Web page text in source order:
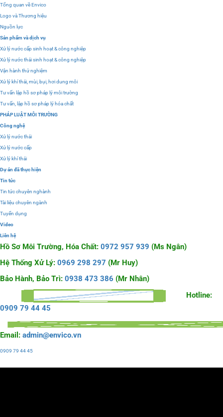
Tổng quan về Envico
Logo và Thương hiệu
Nguồn lực
Sản phẩm và dịch vụ
Xử lý nước cấp sinh hoạt & công nghiệp
Xử lý nước thải sinh hoạt & công nghiệp
Vận hành thử nghiệm
Xử lý khí thải, mùi, bụi, hơi dung môi
Tư vấn lập hồ sơ pháp lý môi trường
Tư vấn, lập hồ sơ pháp lý hóa chất
PHÁP LUẬT MÔI TRƯỜNG
Công nghệ
Xử lý nước thải
Xử lý nước cấp
Xử lý khí thải
Dự án đã thực hiện
Tin tức
Tin tức chuyên nghành
Tài liệu chuyên ngành
Tuyển dụng
Video
Liên hệ
Hồ Sơ Môi Trường, Hóa Chất: 0972 957 939 (Ms Ngân)
Hệ Thống Xử Lý: 0969 298 297 (Mr Huy)
Bảo Hành, Bảo Trì: 0938 473 386 (Mr Nhân)
Hotline:
0909 79 44 45
Email: admin@envico.vn
0909 79 44 45